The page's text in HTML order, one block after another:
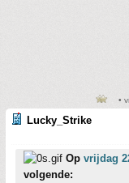
•
Lucky_Strike
Op vrijdag
volgende: